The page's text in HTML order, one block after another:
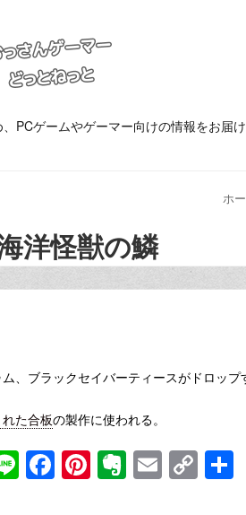
、PCゲームやゲーマー向けの情報をお届
ホ
洋怪獣の鱗
、ブラックセイバーティースがドロップ
た合板の製作に使われる。
Li
n
F
a
Pi
nt
E
v
E
m
C
o